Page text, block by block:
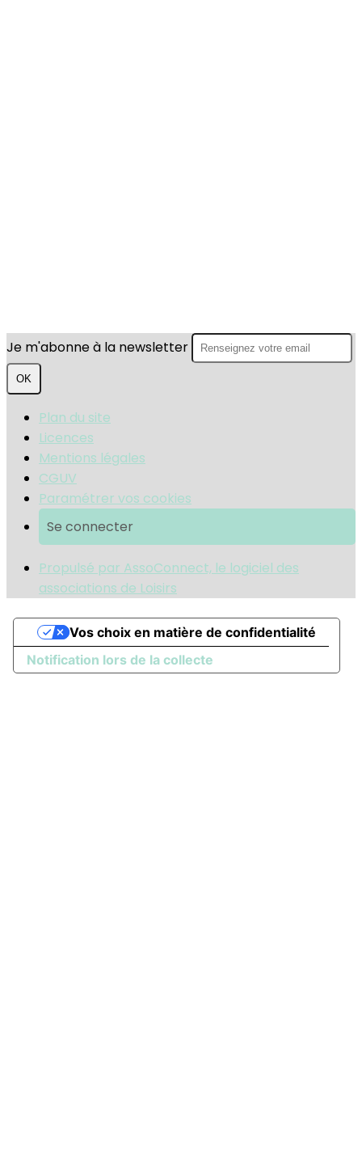
Je m'abonne à la newsletter
OK
Plan du site
Licences
Mentions légales
CGUV
Paramétrer vos cookies
Se connecter
Propulsé par AssoConnect, le logiciel des
associations de Loisirs
Notification lors de la collecte
Vos choix en matière de confidentialité